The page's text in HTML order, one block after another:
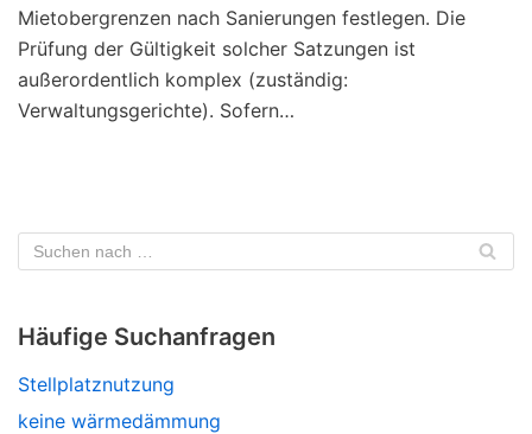
Mietobergrenzen nach Sanierungen festlegen. Die
Prüfung der Gültigkeit solcher Satzungen ist
außerordentlich komplex (zuständig:
Verwaltungsgerichte). Sofern…
Häufige Suchanfragen
Stellplatznutzung
keine wärmedämmung